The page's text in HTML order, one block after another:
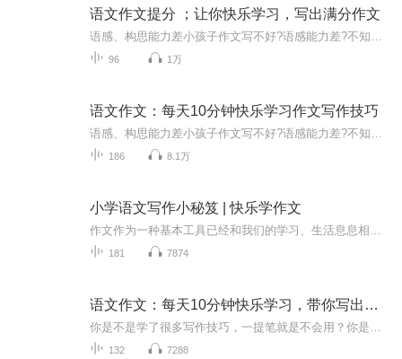
语文作文提分 ；让你快乐学习，写出满分作文
96 1万
语文作文：每天10分钟快乐学习作文写作技巧
186 8.1万
小学语文写作小秘笈 | 快乐学作文
181 7874
语文作文：每天10分钟快乐学习，带你写出满分作文
132 7288